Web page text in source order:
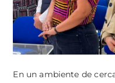
En un ambiente de